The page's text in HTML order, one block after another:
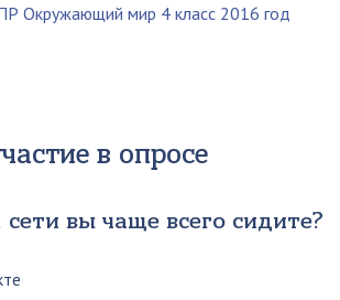
Окружающий мир 4 класс 2016 год
в опросе
сети вы чаще всего сидите?